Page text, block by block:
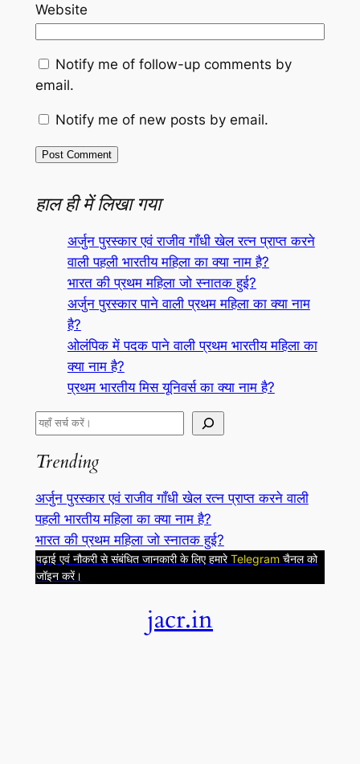
Website
Notify me of follow-up comments by
email.
Notify me of new posts by email.
हाल ही में लिखा गया
अर्जुन पुरस्कार एवं राजीव गाँधी खेल रत्न प्राप्त करने
वाली पहली भारतीय महिला का क्या नाम है?
भारत की प्रथम महिला जो स्नातक हुई?
अर्जुन पुरस्कार पाने वाली प्रथम महिला का क्या नाम
है?
ओलंपिक में पदक पाने वाली प्रथम भारतीय महिला का
क्या नाम है?
प्रथम भारतीय मिस यूनिवर्स का क्या नाम है?
S
a
c
h
Trending
अर्जुन पुरस्कार एवं राजीव गाँधी खेल रत्न प्राप्त करने वाली
पहली भारतीय महिला का क्या नाम है?
भारत की प्रथम महिला जो स्नातक हुई?
पढ़ाई एवं नौकरी से संबंधित जानकारी के लिए हमारे Telegram चैनल को
जॉइन करें।
jacr.in